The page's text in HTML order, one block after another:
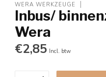
WERA WERKZEUGE
Inbus/
Wera
€2,85 Incl. btw